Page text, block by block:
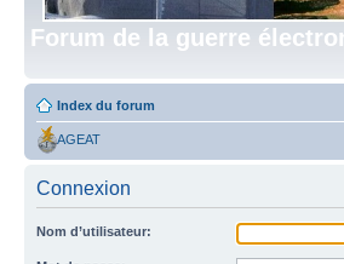
Forum de la guerre
Index du forum
AGEAT
Connexion
Nom d’utilisateur: